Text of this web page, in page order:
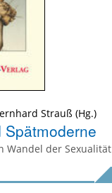
Strauß
Wandel der Sexualität